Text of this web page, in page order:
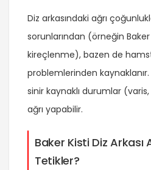
Diz arkasındaki ağrı
sorunlarından (örneğin Baker
kireçlenme), bazen de
problemlerinden
sinir kaynaklı durumlar
ağrı yapabilir.
Baker Kisti Diz Arkası
Tetikler?